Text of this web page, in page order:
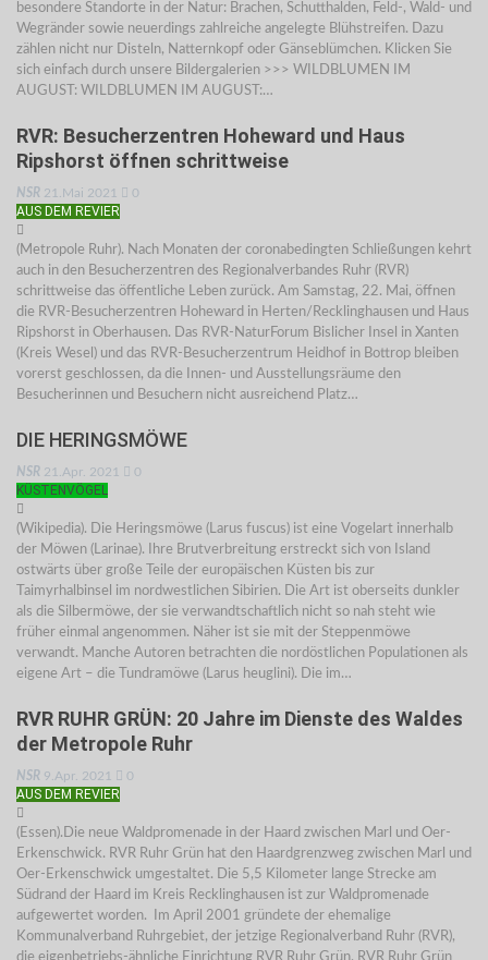
besondere Standorte in der Natur: Brachen, Schutthalden, Feld-, Wald- und
Wegränder sowie neuerdings zahlreiche angelegte Blühstreifen. Dazu
zählen nicht nur Disteln, Natternkopf oder Gänseblümchen. Klicken Sie
sich einfach durch unsere Bildergalerien >>> WILDBLUMEN IM
AUGUST: WILDBLUMEN IM AUGUST:…
RVR: Besucherzentren Hoheward und Haus
Ripshorst öffnen schrittweise
NSR 21.Mai 2021 0
AUS DEM REVIER
(Metropole Ruhr). Nach Monaten der coronabedingten Schließungen kehrt
auch in den Besucherzentren des Regionalverbandes Ruhr (RVR)
schrittweise das öffentliche Leben zurück. Am Samstag, 22. Mai, öffnen
die RVR-Besucherzentren Hoheward in Herten/Recklinghausen und Haus
Ripshorst in Oberhausen. Das RVR-NaturForum Bislicher Insel in Xanten
(Kreis Wesel) und das RVR-Besucherzentrum Heidhof in Bottrop bleiben
vorerst geschlossen, da die Innen- und Ausstellungsräume den
Besucherinnen und Besuchern nicht ausreichend Platz…
DIE HERINGSMÖWE
NSR 21.Apr. 2021 0
KÜSTENVÖGEL
(Wikipedia). Die Heringsmöwe (Larus fuscus) ist eine Vogelart innerhalb
der Möwen (Larinae). Ihre Brutverbreitung erstreckt sich von Island
ostwärts über große Teile der europäischen Küsten bis zur
Taimyrhalbinsel im nordwestlichen Sibirien. Die Art ist oberseits dunkler
als die Silbermöwe, der sie verwandtschaftlich nicht so nah steht wie
früher einmal angenommen. Näher ist sie mit der Steppenmöwe
verwandt. Manche Autoren betrachten die nordöstlichen Populationen als
eigene Art – die Tundramöwe (Larus heuglini). Die im…
RVR RUHR GRÜN: 20 Jahre im Dienste des Waldes
der Metropole Ruhr
NSR 9.Apr. 2021 0
AUS DEM REVIER
(Essen).Die neue Waldpromenade in der Haard zwischen Marl und Oer-
Erkenschwick. RVR Ruhr Grün hat den Haardgrenzweg zwischen Marl und
Oer-Erkenschwick umgestaltet. Die 5,5 Kilometer lange Strecke am
Südrand der Haard im Kreis Recklinghausen ist zur Waldpromenade
aufgewertet worden. Im April 2001 gründete der ehemalige
Kommunalverband Ruhrgebiet, der jetzige Regionalverband Ruhr (RVR),